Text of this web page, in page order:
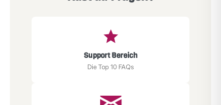
Support Bereich
Die Top 10 FAQs